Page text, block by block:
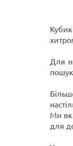
Для
Ми
для